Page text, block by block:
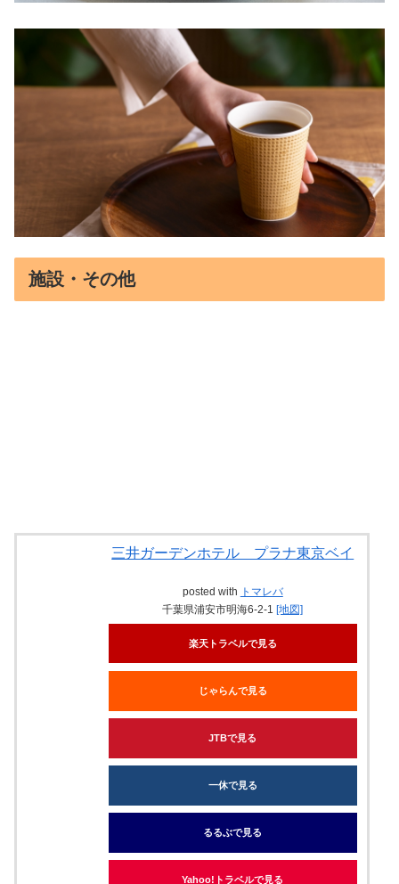
posted withトマレバ
千葉県浦安市明海6-2-1[地図]